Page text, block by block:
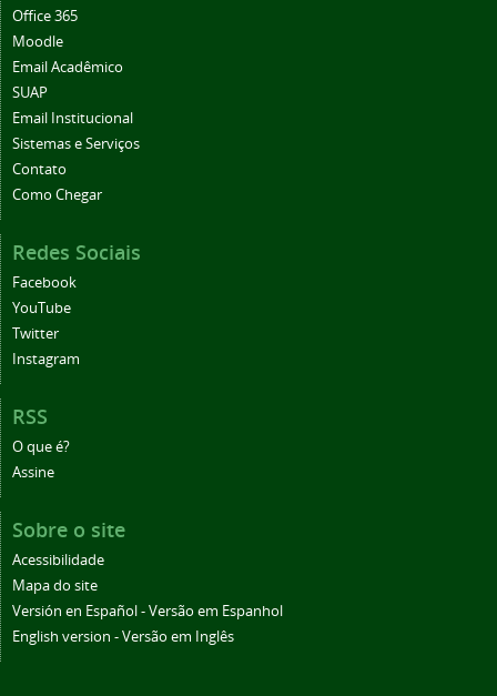
Office 365
Moodle
Email Acadêmico
SUAP
Email Institucional
Sistemas e Serviços
Contato
Como Chegar
Redes Sociais
Facebook
YouTube
Twitter
Instagram
RSS
O que é?
Assine
Sobre o site
Acessibilidade
Mapa do site
Versión en Español - Versão em Espanhol
English version - Versão em Inglês